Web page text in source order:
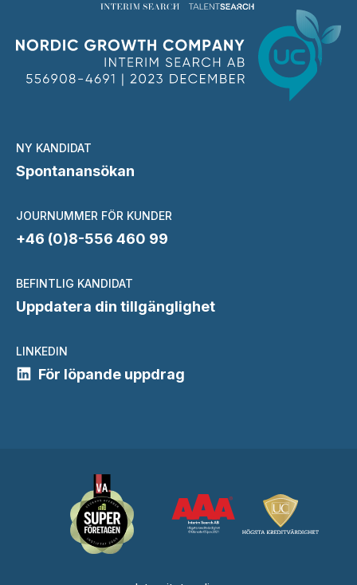
NY KANDIDAT
Spontanansökan
JOURNUMMER FÖR KUNDER
+46 (0)8-556 460 99
BEFINTLIG KANDIDAT
Uppdatera din tillgänglighet
LINKEDIN
För löpande uppdrag